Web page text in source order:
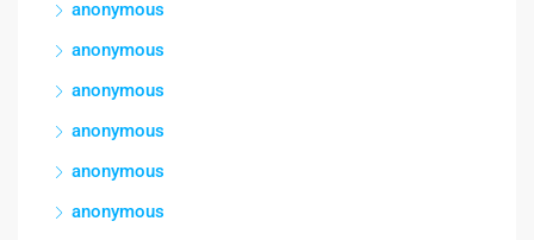
anonymous
anonymous
anonymous
anonymous
anonymous
anonymous